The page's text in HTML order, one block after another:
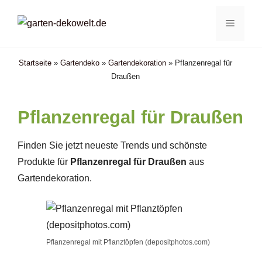
Inhalt
Menü
Startseite» Gartendeko» Gartendekoration» Pflanzenregal für
Draußen
Pflanzenregal für Draußen
Finden Sie jetzt neueste Trends und schönste
Produkte für Pflanzenregal für Draußen aus
Gartendekoration.
Pflanzenregal mit Pflanztöpfen (depositphotos.com)